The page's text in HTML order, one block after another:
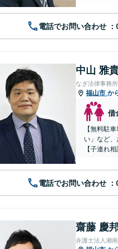
電話でお問い合わせ
中山 雅
なぎ法律事務所
福山市 か
借
【無料駐
い」など
【子連れ
電話でお問い合わせ
齋藤 慶
弁護士法人湘